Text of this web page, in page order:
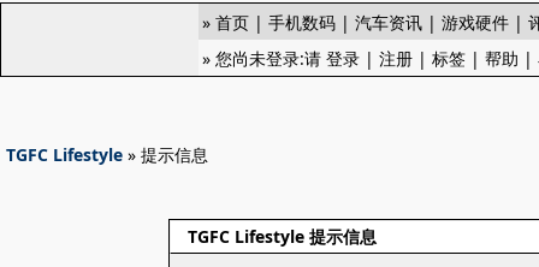
» 首页 | 手机数码 | 汽车资讯 | 游戏硬件 |
» 您尚未登录:请 登录 | 注册 | 标签 | 帮助 |
TGFC Lifestyle » 提示信息
TGFC Lifestyle 提示信息